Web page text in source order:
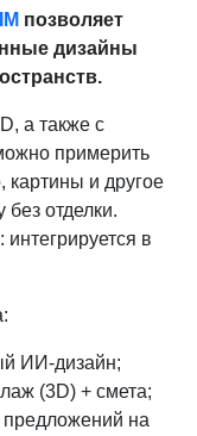
позволяет
дизайны
.
а также с
примерить
картины и другое
без отделки.
в
ИИ-дизайн;
(3D) + смета;
на